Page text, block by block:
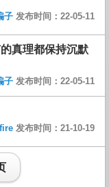
子 发布时间：22-05-11
真理都保持沉默
子 发布时间：22-05-11
发布时间：21-10-19